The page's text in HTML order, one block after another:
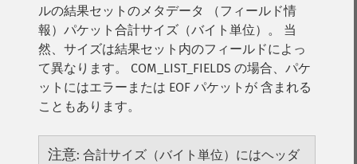
ルの結果セットのメタデータ （フィールド情
報）パケット合計サイズ（バイト単位）。 当
然、サイズは結果セット内のフィールドによっ
て異なります。 COM_LIST_FIELDS の場合、パケ
ットにはエラーまたは EOF パケットが 含まれる
こともあります。
注意: 合計サイズ（バイト単位）にはヘッダ